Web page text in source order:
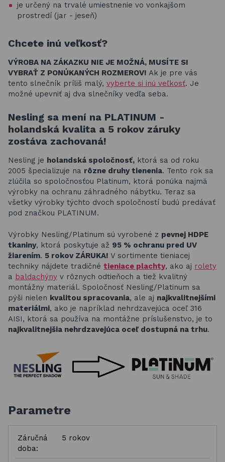
je určený na trvalé umiestnenie vo vonkajšom
prostredí (jar - jeseň)
Chcete inú veľkosť?
VÝROBA NA ZÁKAZKU NIE JE MOŽNÁ, MUSÍTE SI
VYBRAŤ Z PONÚKANÝCH ROZMEROV! Ak je pre vás
tento slnečník príliš malý, vyberte si inú veľkosť. Je
možné upevniť aj dva slnečníky vedľa seba.
Nesling sa mení na PLATINUM -
holandská kvalita a 5 rokov záruky
zostáva zachovaná!
Nesling je holandská spoločnosť, ktorá sa od roku
2005 špecializuje na rôzne druhy tienenia. Tento rok sa
zlúčila so spoločnosťou Platinum, ktorá ponúka najmä
výrobky na ochranu záhradného nábytku. Teraz sa
všetky výrobky týchto dvoch spoločností budú predávať
pod značkou PLATINUM.
Výrobky Nesling/Platinum sú vyrobené z pevnej HDPE
tkaniny, ktorá poskytuje až 95 % ochranu pred UV
žiarením. 5 rokov ZÁRUKA! V sortimente tieniacej
techniky nájdete tradičné tieniace plachty, ako aj rolety
a baldachýny v rôznych odtieňoch a tiež kvalitný
montážny materiál. Spoločnosť Nesling/Platinum sa
pýši nielen kvalitou spracovania, ale aj najkvalitnejšími
materiálmi, ako je napríklad nehrdzavejúca oceľ 316
AISI, ktorá sa používa na montážne príslušenstvo, je to
najkvalitnejšia nehrdzavejúca oceľ dostupná na trhu.
Parametre
Záručná
doba:
5 rokov